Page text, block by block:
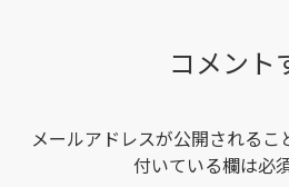
コメント
メールアドレスが公開されるこ
付いている欄は必